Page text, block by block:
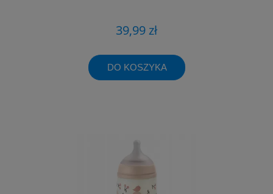
39,99 zł
DO KOSZYKA